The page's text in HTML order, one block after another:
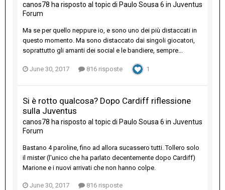
canos78 ha risposto al topic di Paulo Sousa 6 in Juventus
Forum
Ma se per quello neppure io, e sono uno dei più distaccati in
questo momento. Ma sono distaccato dai singoli giocatori,
soprattutto gli amanti dei social e le bandiere, sempre...
June 30, 2017 816 risposte 1
Si è rotto qualcosa? Dopo Cardiff riflessione
sulla Juventus
canos78 ha risposto al topic di Paulo Sousa 6 in Juventus
Forum
Bastano 4 paroline, fino ad allora sucassero tutti. Tollero solo
il mister (l'unico che ha parlato decentemente dopo Cardiff)
Marione e i nuovi arrivati che non hanno colpe.
June 30, 2017 816 risposte